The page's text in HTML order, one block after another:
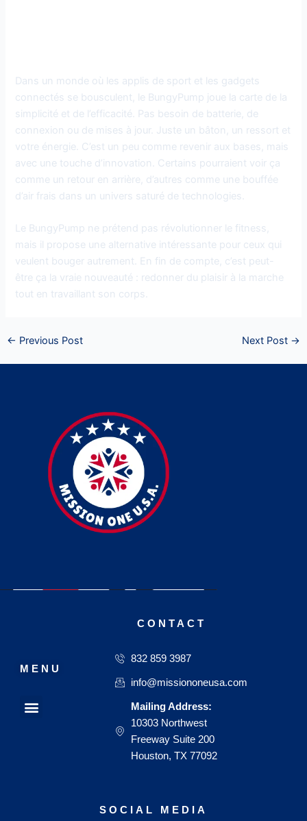
Dans un monde où les applis de sport et les gadgets
connectés se bousculent, le BungyPump joue la carte de la
simplicité et de l’efficacité. Pas besoin de batterie, de
connexion ou de mises à jour. Juste un bâton, un ressort et
votre énergie. C’est un peu comme revenir aux bases, mais
avec une touche d’innovation. Certains pourraient voir ça
comme un retour en arrière, d’autres comme une bouffée
d’air frais dans un univers saturé de technologies.
Le BungyPump ne prétend pas révolutionner le fitness,
mais il propose une alternative intéressante pour ceux qui
veulent bouger autrement. En fin de compte, c’est peut-
être ça la vraie nouveauté : redonner du plaisir à la marche
tout en travaillant son corps.
← Previous Post Next Post →
MENU
Menu
CONTACT
832 859 3987
info@missiononeusa.com
Mailing Address:
10303 Northwest
Freeway Suite 200
Houston, TX 77092
SOCIAL MEDIA